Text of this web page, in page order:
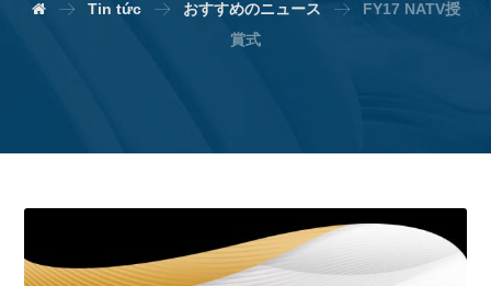
Tin tức おすすめのニュース
FY17 NATV授
賞式